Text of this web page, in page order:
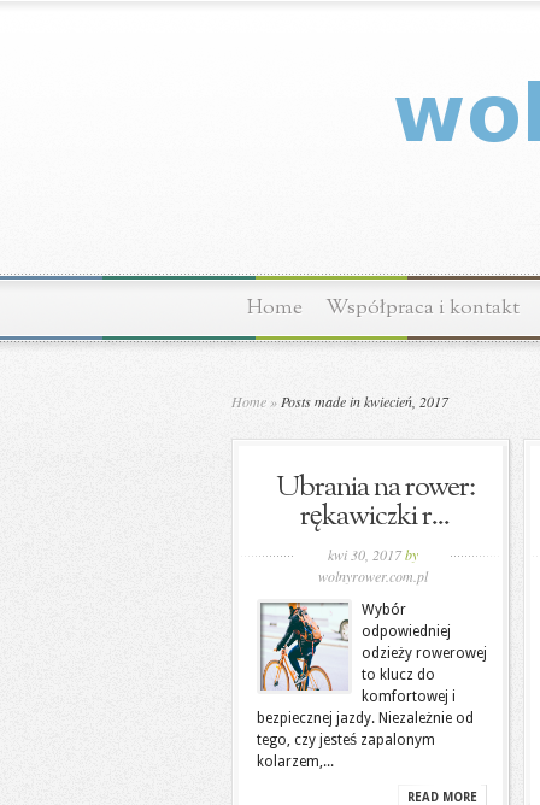
Home Współpraca i kontakt
Home » Posts made in kwiecień, 2017
Ubrania na rower:
rękawiczki r...
kwi 30, 2017by
wolnyrower.com.pl
Wybór
odpowiedniej
odzieży rowerowej
to klucz do
komfortowej i
bezpiecznej jazdy. Niezależnie od
tego, czy jesteś zapalonym
kolarzem,...
READ MORE